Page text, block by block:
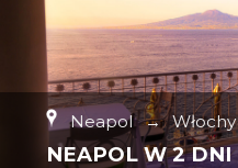
Neapol → Włochy
NEAPOL W 2 DNI